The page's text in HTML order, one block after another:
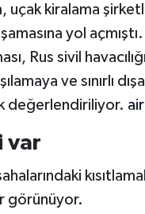
kiralama
yol açmıştı.
Rus sivil
ve sınırlı
değerlendiriliyor.
var
görünüyor.